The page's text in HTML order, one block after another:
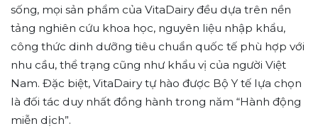
sống, mọi sản phẩm của VitaDairy đều dựa trên nền
tảng nghiên cứu khoa học, nguyên liệu nhập khẩu,
công thức dinh dưỡng tiêu chuẩn quốc tế phù hợp với
nhu cầu, thể trạng cũng như khẩu vị của người Việt
Nam. Đặc biệt, VitaDairy tự hào được Bộ Y tế lựa chọn
là đối tác duy nhất đồng hành trong năm “Hành động
miễn dịch”.